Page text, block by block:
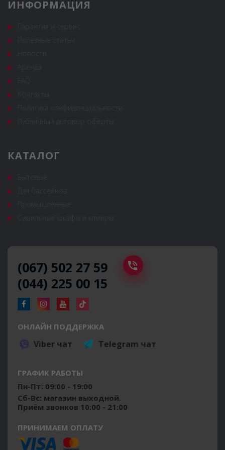
ИНФОРМАЦИЯ
КАТАЛОГ
(067) 502 27 59
(044) 225 00 15
ОНЛАЙН ПОДДЕРЖКА
Viber чат Telegram чат
ГРАФИК РАБОТЫ
Пн-Пт: 09:00 - 19:00
Сб-Вс: магазин выходной.
Приём звонков 10:00 - 21:00
ПРИНИМАЕМ ОПЛАТУ